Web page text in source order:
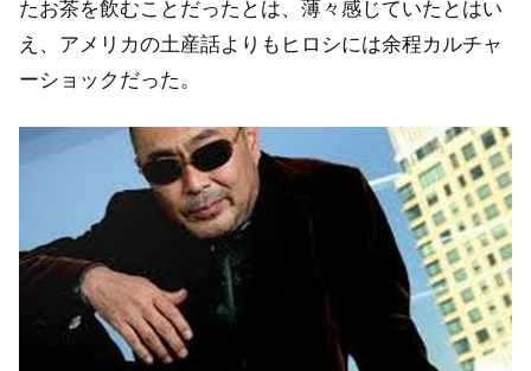
たお茶を飲むことだったとは、薄々感じていたとはい
え、アメリカの土産話よりもヒロシには余程カルチャ
ーショックだった。